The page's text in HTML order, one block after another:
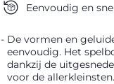
Eenvoudig en
De vormen en
eenvoudig. Het
dankzij de
voor de allerkleinsten.